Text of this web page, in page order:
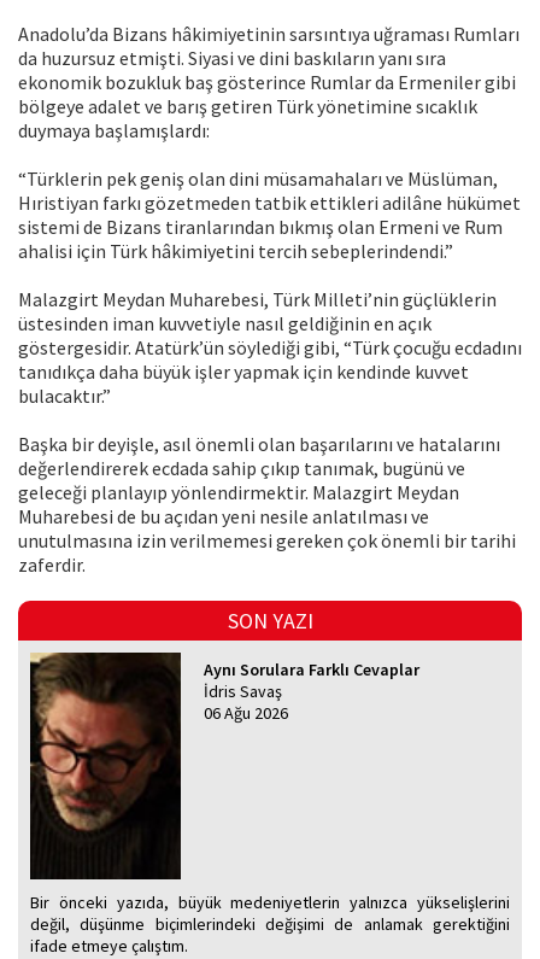
Anadolu’da Bizans hâkimiyetinin sarsıntıya uğraması Rumları
da huzursuz etmişti. Siyasi ve dini baskıların yanı sıra
ekonomik bozukluk baş gösterince Rumlar da Ermeniler gibi
bölgeye adalet ve barış getiren Türk yönetimine sıcaklık
duymaya başlamışlardı:
“Türklerin pek geniş olan dini müsamahaları ve Müslüman,
Hıristiyan farkı gözetmeden tatbik ettikleri adilâne hükümet
sistemi de Bizans tiranlarından bıkmış olan Ermeni ve Rum
ahalisi için Türk hâkimiyetini tercih sebeplerindendi.”
Malazgirt Meydan Muharebesi, Türk Milleti’nin güçlüklerin
üstesinden iman kuvvetiyle nasıl geldiğinin en açık
göstergesidir. Atatürk’ün söylediği gibi, “Türk çocuğu ecdadını
tanıdıkça daha büyük işler yapmak için kendinde kuvvet
bulacaktır.”
Başka bir deyişle, asıl önemli olan başarılarını ve hatalarını
değerlendirerek ecdada sahip çıkıp tanımak, bugünü ve
geleceği planlayıp yönlendirmektir. Malazgirt Meydan
Muharebesi de bu açıdan yeni nesile anlatılması ve
unutulmasına izin verilmemesi gereken çok önemli bir tarihi
zaferdir.
SON YAZI
Aynı Sorulara Farklı Cevaplar
İdris Savaş
06 Ağu 2026
Bir önceki yazıda, büyük medeniyetlerin yalnızca yükselişlerini
değil, düşünme biçimlerindeki değişimi de anlamak gerektiğini
ifade etmeye çalıştım.